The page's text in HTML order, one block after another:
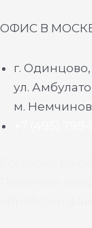
ОФИС В
г.
ул.
м.